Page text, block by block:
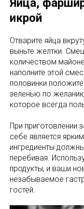
Яйца,
икрой
Отварите яйца
выньте желтки.
количеством
наполните этой
половинки
зеленью по
которое всегда
При приготовлении
себе является
ингредиенты
перебивая.
продукты, и ваши
незабываемое
гостей.